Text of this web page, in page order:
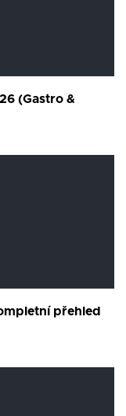
(Gastro &
přehled